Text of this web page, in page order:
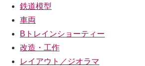
鉄道模型
車両
Bトレインショーティー
改造・工作
レイアウト／ジオラマ